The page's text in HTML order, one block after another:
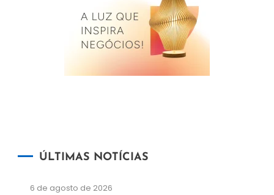
ÚLTIMAS NOTÍCIAS
6 de agosto de 2026